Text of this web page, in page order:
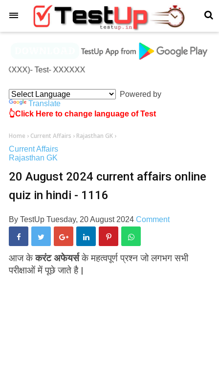
Test- XXXXXX
Powered by
Translate
👆Click Here to change language of Test
Home › Current Affairs › Rajasthan GK ›
Current Affairs
Rajasthan GK
20 August 2024 current affairs online
quiz in hindi - 1116
By TestUp Tuesday, 20 August 2024 Comment
आज केकरंट अफेयर्सके महत्वपूर्ण प्रश्न जो लगभग सभी
परीक्षाओं में पूछे जाते है |